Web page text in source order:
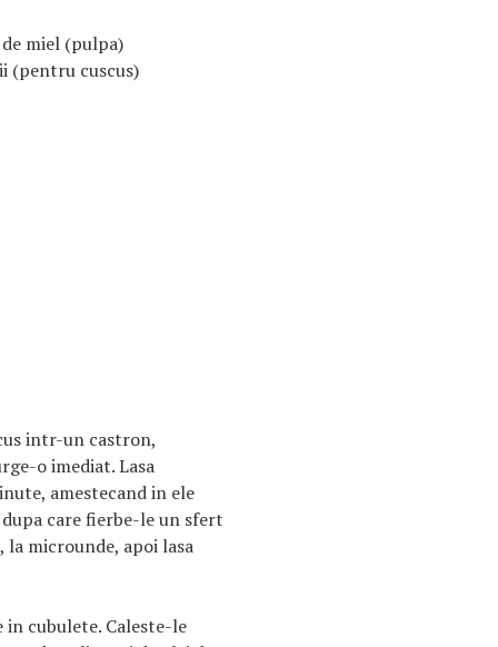
miel (pulpa)
(pentru cuscus)
intr-un castron,
o imediat. Lasa
amestecand in ele
care fierbe-le un sfert
la microunde, apoi lasa
cubulete. Caleste-le